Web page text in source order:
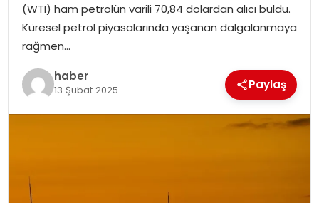
DÜNYA
OTOMOBIL
(WTI) ham petrolün varili 70,84 dolardan alıcı buldu.
Küresel petrol piyasalarında yaşanan dalgalanmaya
rağmen…
haber
13 Şubat 2025 Paylaş